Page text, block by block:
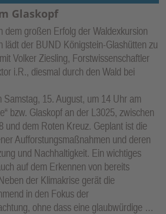
Glaskopf
dem großen Erfolg der Waldexkursion
lädt der BUND Königstein-Glashütten zu
Volker Ziesling, Forstwissenschaftler
i.R., diesmal durch den Wald bei
15. August, um 14 Uhr am
bzw. Glaskopf an der L3025, zwischen
und dem Roten Kreuz. Geplant ist die
Aufforstungsmaßnahmen und deren
und Nachhaltigkeit. Ein wichtiges
auf dem Erkennen von bereits
der Klimakrise gerät die
in den Fokus der
ohne dass eine glaubwürdige …